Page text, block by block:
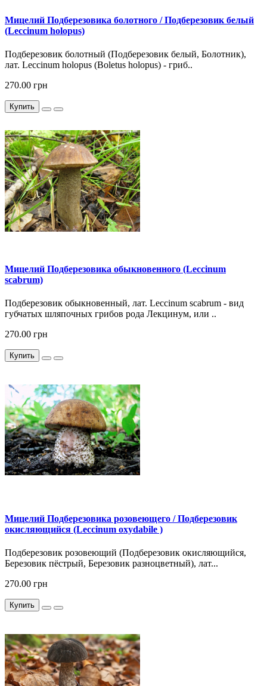
Мицелий Подберезовика болотного / Подберезовик белый
(Leccinum holopus)
Подберезовик болотный (Подберезовик белый, Болотник),
лат. Leccinum holopus (Boletus holopus) - гриб..
270.00 грн
Купить
Мицелий Подберезовика обыкновенного (Leccinum
scabrum)
Подберезовик обыкновенный, лат. Leccinum scabrum - вид
губчатых шляпочных грибов рода Лекцинум, или ..
270.00 грн
Купить
Мицелий Подберезовика розовеющего / Подберезовик
окисляющийся (Leccinum oxydabile )
Подберезовик розовеющий (Подберезовик окисляющийся,
Березовик пёстрый, Березовик разноцветный), лат...
270.00 грн
Купить